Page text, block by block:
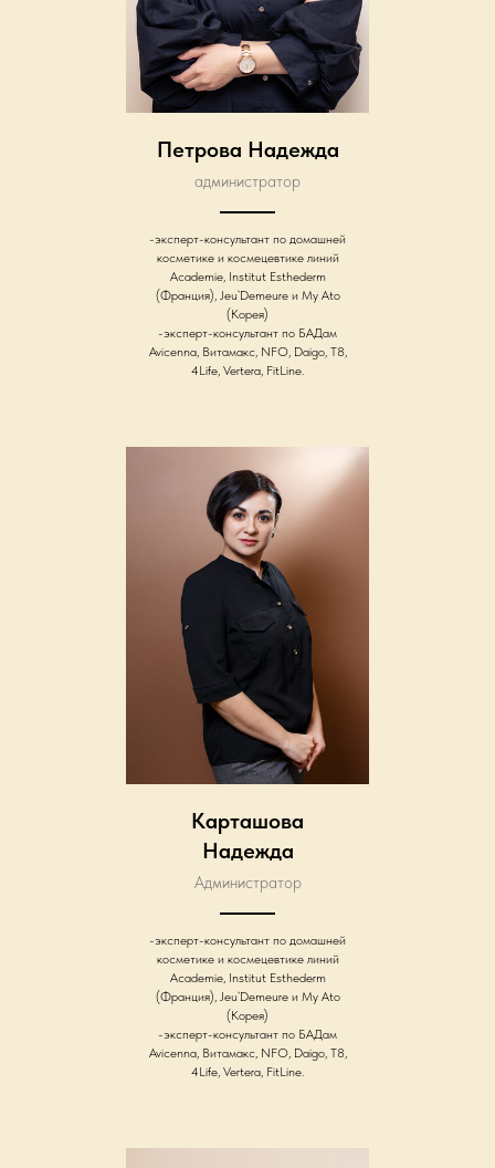
Петрова Надежда
администратор
-эксперт-консультант по домашней
косметике и космецевтике линий
Academie, Institut Esthederm
(Франция), Jeu`Demeure и My Ato
(Корея)
-эксперт-консультант по БАДам
Avicenna, Витамакс, NFO, Daigo, T8,
4Life, Vertera, FitLine.
Карташова
Надежда
Администратор
-эксперт-консультант по домашней
косметике и космецевтике линий
Academie, Institut Esthederm
(Франция), Jeu`Demeure и My Ato
(Корея)
-эксперт-консультант по БАДам
Avicenna, Витамакс, NFO, Daigo, T8,
4Life, Vertera, FitLine.